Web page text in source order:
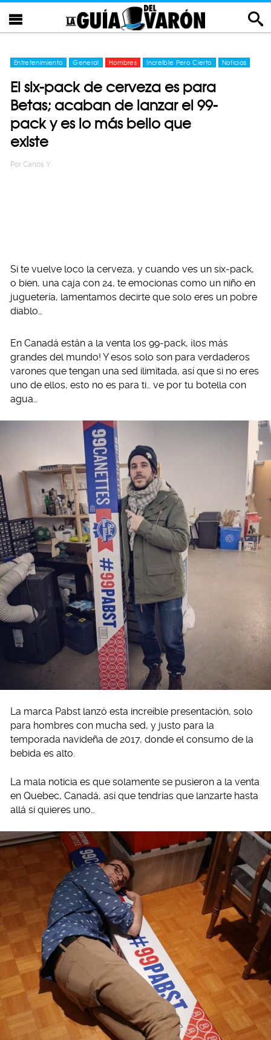
Entretenimiento General Hombres Increíble Pero Cierto Noticias
El six-pack de cerveza es para
Betas; acaban de lanzar el 99-
pack y es lo más bello que
existe
Por Carlos Y
Si te vuelve loco la cerveza, y cuando ves un six-pack,
o bien, una caja con 24, te emocionas como un niño en
juguetería, lamentamos decirte que solo eres un pobre
diablo…
En Canadá están a la venta los 99-pack, ¡los más
grandes del mundo! Y esos solo son para verdaderos
varones que tengan una sed ilimitada, así que si no eres
uno de ellos, esto no es para ti… ve por tu botella con
agua…
La marca Pabst lanzó esta increíble presentación, solo
para hombres con mucha sed, y justo para la
temporada navideña de 2017, donde el consumo de la
bebida es alto.
La mala noticia es que solamente se pusieron a la venta
en Quebec, Canadá, así que tendrías que lanzarte hasta
allá si quieres uno…